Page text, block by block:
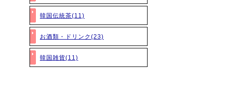
韓国伝統茶(11)
お酒類・ドリンク(23)
韓国雑貨(11)